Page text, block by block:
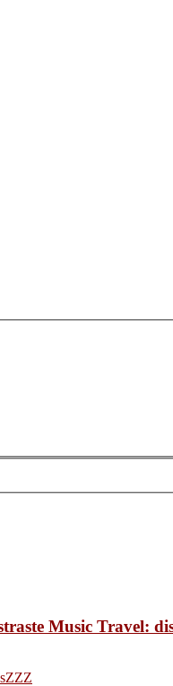
Music Travel:
ZZZ